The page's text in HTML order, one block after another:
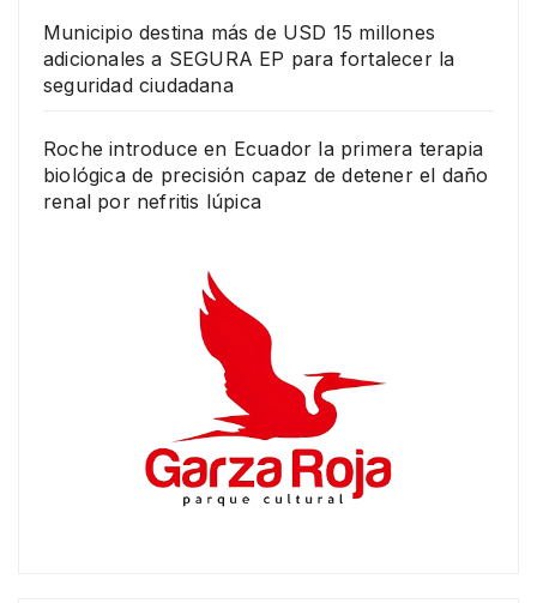
Municipio destina más de USD 15 millones
adicionales a SEGURA EP para fortalecer la
seguridad ciudadana
Roche introduce en Ecuador la primera terapia
biológica de precisión capaz de detener el daño
renal por nefritis lúpica